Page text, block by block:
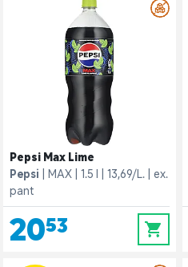
Pepsi Max Lime
Pepsi
MAX 1.5 l 13,69/L.
ex.
pant
20,53 0